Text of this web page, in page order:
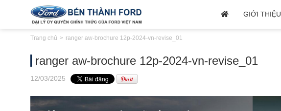
GIỚI THIỆU
Trang chủ ranger aw-brochure 12p-2024-vn-revise_01
ranger aw-brochure 12p-2024-vn-revise_01
12/03/2025